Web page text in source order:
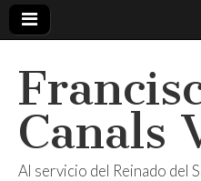
Canals
Al servicio del Reinado del